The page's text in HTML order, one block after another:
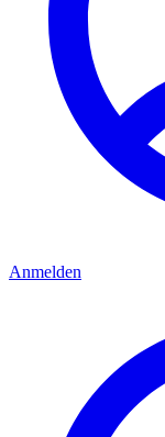
Anmelden